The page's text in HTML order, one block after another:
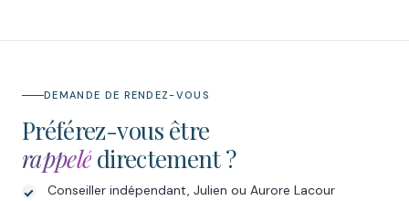
DEMANDE DE RENDEZ-VOUS
Préférez-vous être
rappelé directement ?
Conseiller indépendant, Julien ou Aurore Lacour